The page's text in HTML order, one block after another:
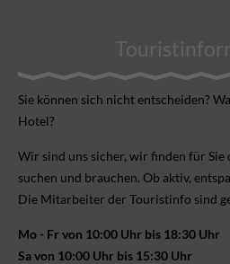
Sie können sich nicht ent­scheiden?
Hotel?
Wir sind uns sicher, wir finden für Sie
suchen und brauchen. Ob aktiv,
Die Mitarbeiter der Touristinfo sind
Mo - Fr von 10:00 Uhr bis 18:30 Uhr
Sa von 10:00 Uhr bis 15:30 Uhr